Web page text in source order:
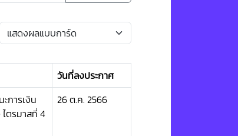
วันที่ลงประกาศ
การเงิน
ตรมาสที่ 4
26 ต.ค. 2566